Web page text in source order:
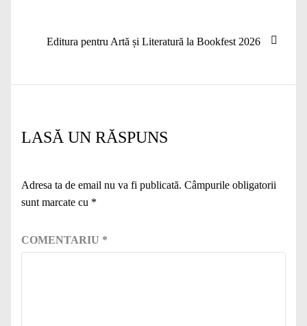
Articolul
Editura pentru Artă și Literatură la Bookfest 2026
LASĂ UN RĂSPUNS
Adresa ta de email nu va fi publicată. Câmpurile obligatorii
sunt marcate cu *
COMENTARIU *